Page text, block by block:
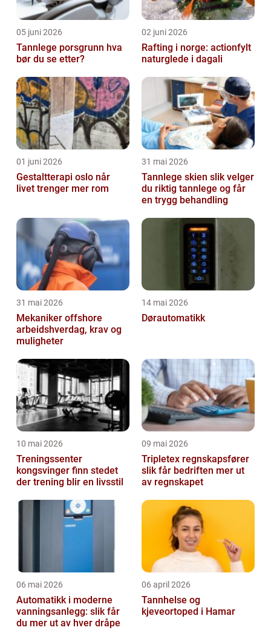
05 juni 2026
Tannlege porsgrunn hva
bør du se etter?
02 juni 2026
Rafting i norge: actionfylt
naturglede i dagali
01 juni 2026
Gestaltterapi oslo når
livet trenger mer rom
31 mai 2026
Tannlege skien slik velger
du riktig tannlege og får
en trygg behandling
31 mai 2026
Mekaniker offshore
arbeidshverdag, krav og
muligheter
14 mai 2026
Dørautomatikk
10 mai 2026
Treningssenter
kongsvinger finn stedet
der trening blir en livsstil
09 mai 2026
Tripletex regnskapsfører
slik får bedriften mer ut
av regnskapet
06 mai 2026
Automatikk i moderne
vanningsanlegg: slik får
du mer ut av hver dråpe
06 april 2026
Tannhelse og
kjeveortoped i Hamar